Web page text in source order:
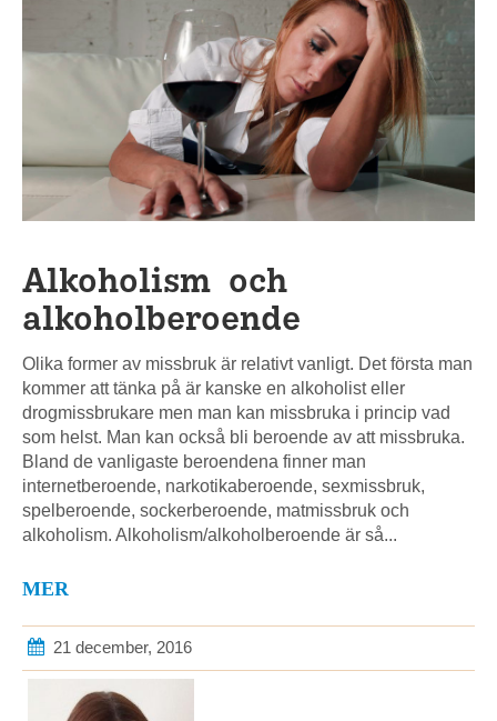
Alkoholism och
alkoholberoende
Olika former av missbruk är relativt vanligt. Det första man
kommer att tänka på är kanske en alkoholist eller
drogmissbrukare men man kan missbruka i princip vad
som helst. Man kan också bli beroende av att missbruka.
Bland de vanligaste beroendena finner man
internetberoende, narkotikaberoende, sexmissbruk,
spelberoende, sockerberoende, matmissbruk och
alkoholism. Alkoholism/alkoholberoende är så...
MER
21 december, 2016